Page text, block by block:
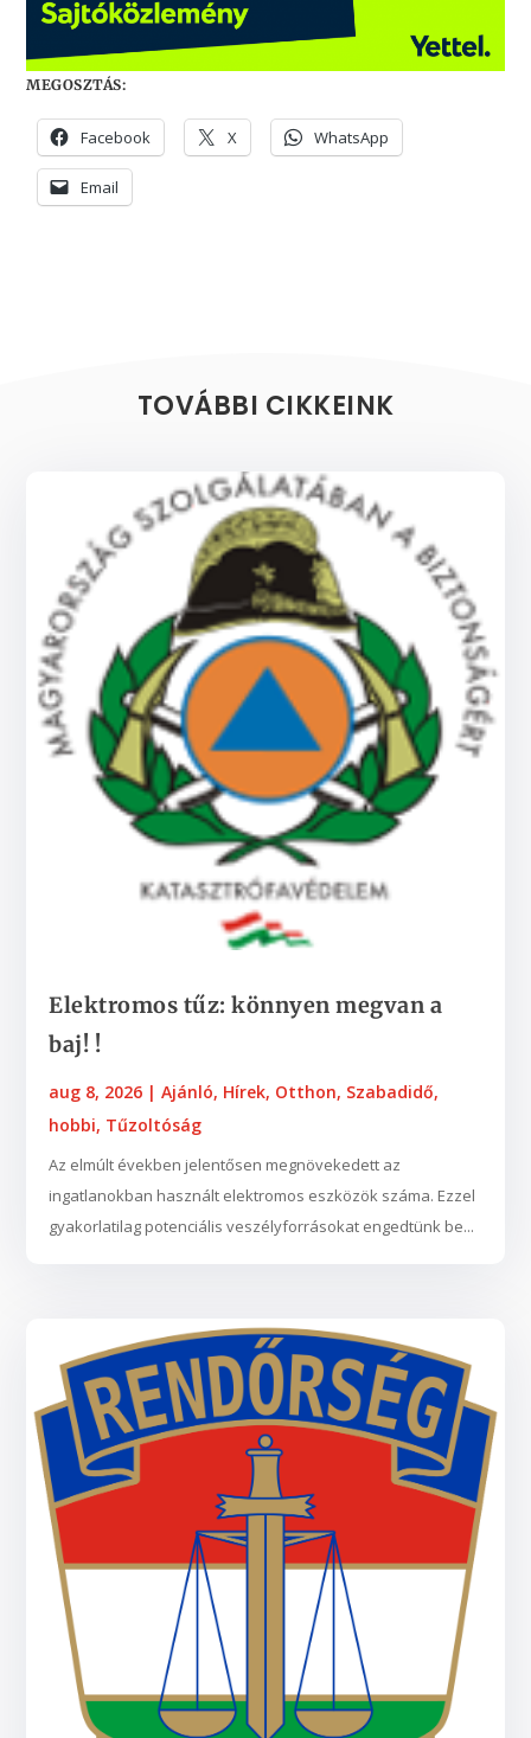
MEGOSZTÁS:
Facebook X WhatsApp
Email
TOVÁBBI CIKKEINK
Elektromos tűz: könnyen megvan a
baj! !
aug 8, 2026 |Ajánló, Hírek, Otthon, Szabadidő,
hobbi, Tűzoltóság
Az elmúlt években jelentősen megnövekedett az
ingatlanokban használt elektromos eszközök száma. Ezzel
gyakorlatilag potenciális veszélyforrásokat engedtünk be...